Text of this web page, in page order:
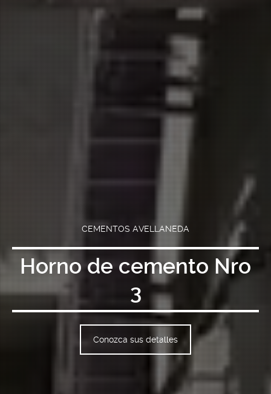
CEMENTOS AVELLANEDA
Horno de cemento Nro
3
Conozca sus detalles